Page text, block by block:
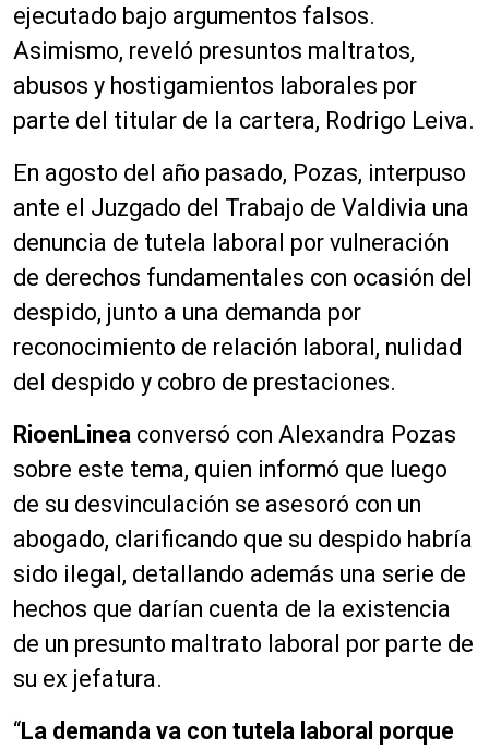
ejecutado bajo argumentos falsos.
Asimismo, reveló presuntos maltratos,
abusos y hostigamientos laborales por
parte del titular de la cartera, Rodrigo Leiva.
En agosto del año pasado, Pozas, interpuso
ante el Juzgado del Trabajo de Valdivia una
denuncia de tutela laboral por vulneración
de derechos fundamentales con ocasión del
despido, junto a una demanda por
reconocimiento de relación laboral, nulidad
del despido y cobro de prestaciones.
RioenLinea conversó con Alexandra Pozas
sobre este tema, quien informó que luego
de su desvinculación se asesoró con un
abogado, clarificando que su despido habría
sido ilegal, detallando además una serie de
hechos que darían cuenta de la existencia
de un presunto maltrato laboral por parte de
su ex jefatura.
“La demanda va con tutela laboral porque